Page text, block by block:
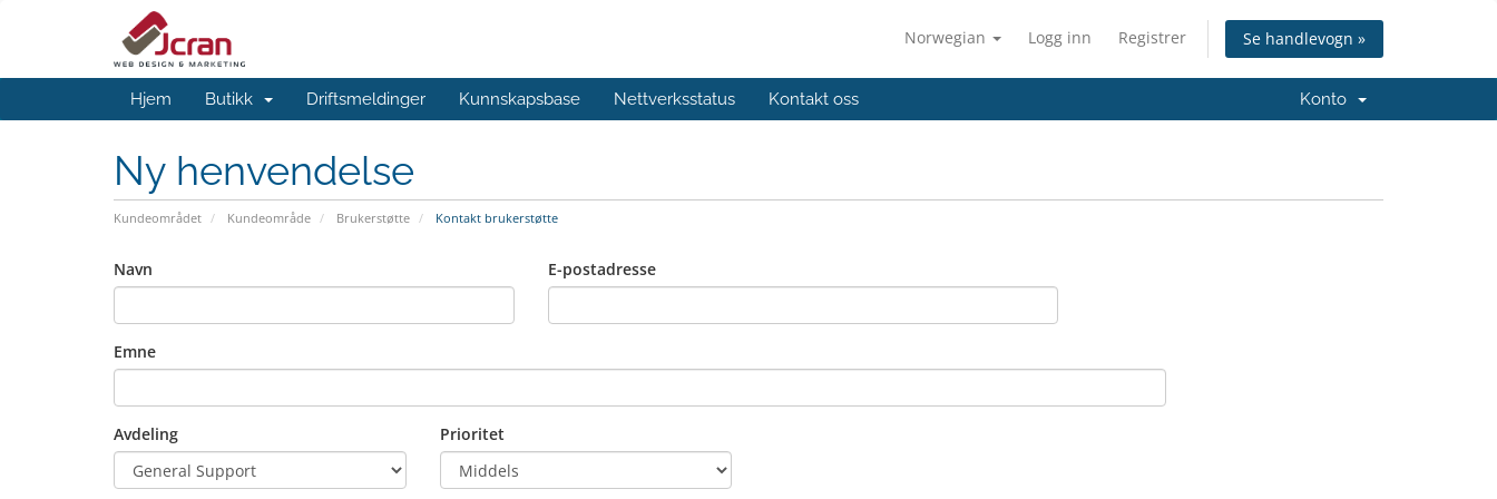
Norwegian Logg inn Registrer Se handlevogn »
Hjem Butikk Driftsmeldinger Kunnskapsbase Nettverksstatus Kontakt oss Konto
Ny henvendelse
Kundeområdet Kundeområde Brukerstøtte Kontakt brukerstøtte
Navn E-postadresse
Emne
Avdeling Prioritet